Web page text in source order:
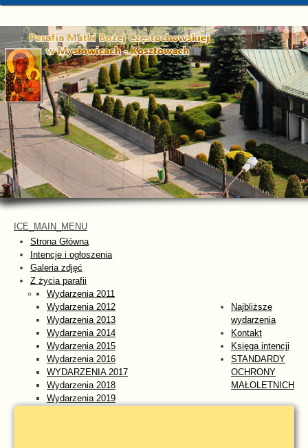
ICE_MAIN_MENU
Strona Główna
Intencje i ogłoszenia
Galeria zdjęć
Z życia parafii
Wydarzenia 2011
Wydarzenia 2012
Wydarzenia 2013
Wydarzenia 2014
Wydarzenia 2015
Wydarzenia 2016
WYDARZENIA 2017
Wydarzenia 2018
Wydarzenia 2019
Najbliższe
wydarzenia
Kontakt
Księga intencji
STANDARDY
OCHRONY
MAŁOLETNICH